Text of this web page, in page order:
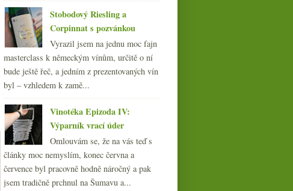
►2007(108)
Stobodový Riesling a
Corpinnat s pozvánkou
Vyrazil jsem na jednu moc fajn
masterclass k německým vínům, určitě o ní
bude ještě řeč, a jedním z prezentovaných vín
byl – vzhledem k zamě...
Vinotéka Epizoda IV:
Výparník vrací úder
Omlouvám se, že na vás teď s
články moc nemyslím, konec června a
července byl pracovně hodně náročný a pak
jsem tradičně prchnul na Šumavu a...